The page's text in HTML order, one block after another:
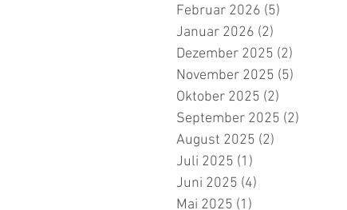
Februar 2026 (5)
Januar 2026 (2)
Dezember 2025 (2)
November 2025 (5)
Oktober 2025 (2)
September 2025 (2)
August 2025 (2)
Juli 2025 (1)
Juni 2025 (4)
Mai 2025 (1)